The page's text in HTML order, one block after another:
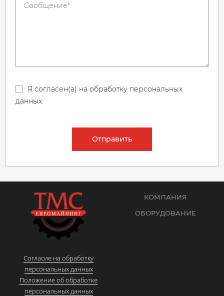
Я согласен(а) на обработку персональных
данных.
Отправить
Согласие на обработку
персональных данных
Положение об обработке
персональных данных
КОМПАНИЯ
ОБОРУДОВАНИЕ